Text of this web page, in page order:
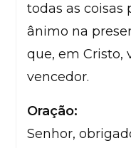
todas as coisas
ânimo na
que, em Cristo,
vencedor.
Oração:
Senhor,